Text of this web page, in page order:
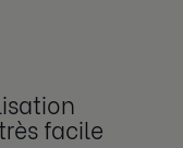
facile